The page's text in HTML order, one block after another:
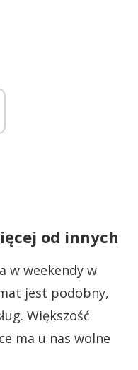
od innych
w weekendy w
jest podobny,
Większość
ma u nas wolne